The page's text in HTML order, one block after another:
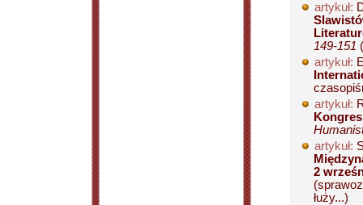
artykuł:
149-151
artykuł:
artykuł:
artykuł:
2
łuży...)